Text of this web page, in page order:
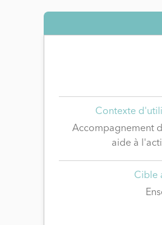
Contexte
Accompagnement
aide à
Cible